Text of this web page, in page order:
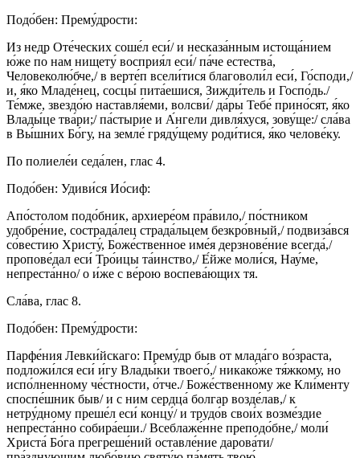
Подо́бен: Прему́дрости:
Из недр Оте́ческих соше́л еси́/ и несказа́нным истоща́нием
ю́же по нам нищету́ восприя́л еси́/ па́че естества́,
Человеколю́бче,/ в верте́п всели́тися благоволи́л еси́, Го́споди,/
и, я́ко Младе́нец, сосцы́ пита́ешися, Зижди́тель и Госпо́дь./
Те́мже, звездо́ю наставля́еми, волсви́/ да́ры Тебе́ прино́сят, я́ко
Влады́це тва́ри;/ па́стырие и А́нгели дивля́хуся, зову́ще:/ сла́ва
в Вы́шних Бо́гу, на земле́ гряду́щему роди́тися, я́ко челове́ку.
По полиеле́и седа́лен, глас 4.
Подо́бен: Удиви́ся Ио́сиф:
Апо́столом подо́бник, архиере́ом пра́вило,/ по́стником
удобре́ние, сострада́лец страда́льцем безкро́вный,/ подвиза́вся
со́вестию Христу́, Боже́ственное име́я дерзнове́ние всегда́,/
пропове́дал еси́ Тро́ицы та́инство,/ Е́йже моли́ся, Нау́ме,
непреста́нно/ о и́же с ве́рою воспева́ющих тя.
Сла́ва, глас 8.
Подо́бен: Прему́дрости:
Парфе́ния Левки́йскаго: Прему́др быв от млада́го во́зраста,
подложи́лся еси́ и́гу Влады́ки твоего́,/ никако́же тя́жкому, но
испо́лненному че́стности, о́тче./ Боже́ственному же Кли́менту
споспе́шник быв/ и с ним сердца́ болгар возде́лав,/ к
нетру́дному преше́л еси́ концу́/ и трудо́в свои́х возме́здие
непреста́нно собира́еши./ Всеблаже́нне преподо́бне,/ моли́
Христа́ Бо́га прегреше́ний оставле́ние дарова́ти/